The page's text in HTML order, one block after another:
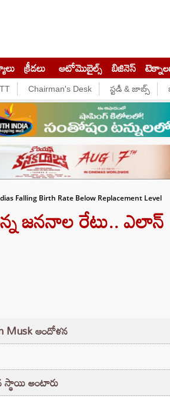
క్రీడలు ఆటోమొబైల్స్ బిజినెస్‌
Chairman's Desk స్టడీ & జాబ్స్
Falling Birth Rate Below Replacement Level
జననాల రేటు.. ఎలాన్
Musk ఆందోళన
స్థాయి అంటారు